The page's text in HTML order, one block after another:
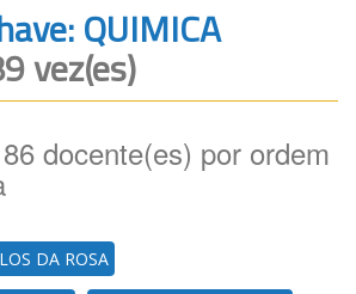
Legislação
QUIMICA
vez(es)
docente(es) por ordem
DA ROSA